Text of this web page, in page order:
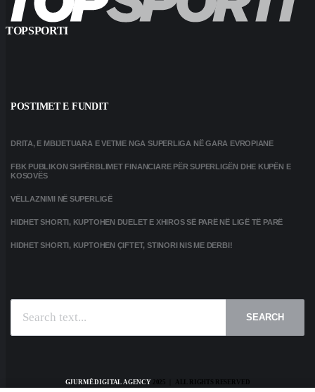
TOPSPORTI
POSTIMET E FUNDIT
DRITA, E MBIJETUARA E VETME NGA SUPERLIGA NË GARA EVROPIANE
FBK PUBLIKON SHPËRBLIMET FINANCIARE PËR SUPERLIGËN DHE KUPËN E
KOSOVËS
VËLLAZNIMI NË SUPERLIGË
HIDHET SHORTI, KUPTOHEN DUELET E XHIROS SË PARË NË LIGË TË PARË
HIDHET SHORTI, KUPTOHEN ÇIFTET, STINORI NIS ME DERBI!
SEARCH
GJURMË DIGITAL AGENCY2025 | ALL RIGHTS RESERVED